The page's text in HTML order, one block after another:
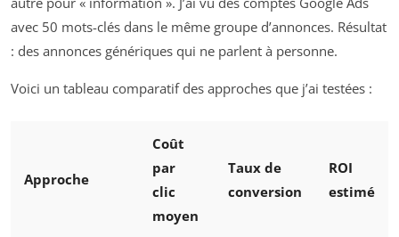
avec 50 mots-clés dans le même groupe d’annonces. Résultat
: des annonces génériques qui ne parlent à personne.
Voici un tableau comparatif des approches que j’ai testées :
Approche
Coût
par
clic
moyen
Taux de
conversion
ROI
estimé